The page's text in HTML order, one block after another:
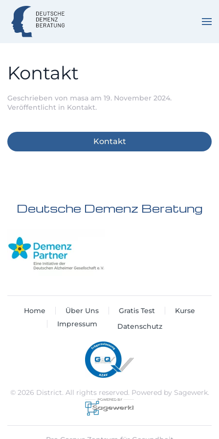
Zum Hauptinhalt springen
Kontakt
Geschrieben von masa am 19. November 2024.
Veröffentlicht in Kontakt.
Kontakt
Deutsche Demenz Beratung
Home Über Uns Gratis Test
Kurse
Impressum
Datenschutz
© 2026 District. All rights reserved. Powered by Sagewerk.